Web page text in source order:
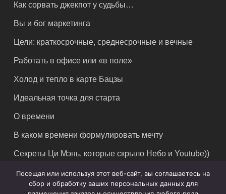
Как сорвать джекпот у судьбы…
Вы и бог маркетинга
Цели: краткосрочные, среднесрочные и вечные
Работать в офисе или «в поле»
Холод и тепло в карте Бацзы
Идеальная точка для старта
О времени
В каком времени формулировать мечту
Секреты Ци Мэнь, которые скрыло Небо и Youtube))
Посещая или используя этот веб-сайт, вы соглашаетесь на
сбор и обработку ваших персональных данных для